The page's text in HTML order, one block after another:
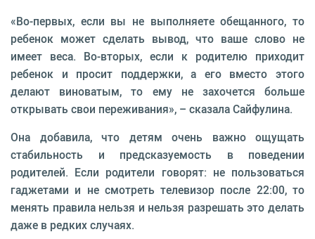
«Во-первых, если вы не выполняете обещанного, то
ребенок может сделать вывод, что ваше слово не
имеет веса. Во-вторых, если к родителю приходит
ребенок и просит поддержки, а его вместо этого
делают виноватым, то ему не захочется больше
открывать свои переживания», – сказала Сайфулина.
Она добавила, что детям очень важно ощущать
стабильность и предсказуемость в поведении
родителей. Если родители говорят: не пользоваться
гаджетами и не смотреть телевизор после 22:00, то
менять правила нельзя и нельзя разрешать это делать
даже в редких случаях.